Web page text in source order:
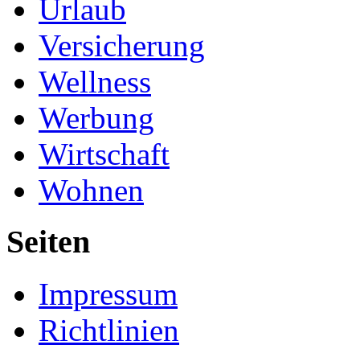
Urlaub
Versicherung
Wellness
Werbung
Wirtschaft
Wohnen
Seiten
Impressum
Richtlinien